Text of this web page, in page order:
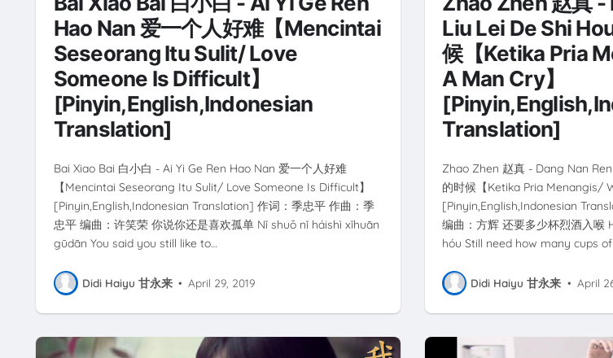
Hao Nan 爱一个人好难【Mencintai
Seseorang Itu Sulit/ Love
Someone Is Difficult】
[Pinyin,English,Indonesian
Translation]
Bai Xiao Bai 白小白 - Ai Yi Ge Ren Hao Nan 爱一个人好难
【Mencintai Seseorang Itu Sulit/ Love Someone Is Difficult】
[Pinyin,English,Indonesian Translation] 作词：季忠平 作曲：季
忠平 编曲：许笑荣 你说你还是喜欢孤单 Nǐ shuō nǐ háishì xǐhuān
gūdān You said you still like to…
Didi Haiyu 甘永来 • April 29, 2019
Liu Lei De Shi
候【Ketika Pria
A Man Cry】
Translation]
Zhao Zhen 赵真 - Dang Nan
的时候【Ketika Pria Menangis/
[Pinyin,English,Indonesian
编曲：方辉 还要多少杯烈酒入
hóu Still need how many cups
Didi Haiyu 甘永来 • April